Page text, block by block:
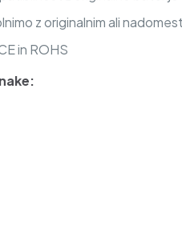
z originalnim ali
in ROHS